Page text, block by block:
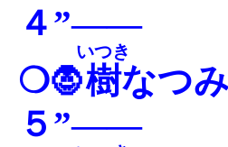
４”――
❍🧛樹
いつき
なつ
５”――